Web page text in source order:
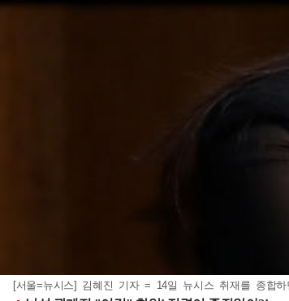
[서울=뉴시스] 김혜진 기자 = 14일 뉴시스 취재를 종합